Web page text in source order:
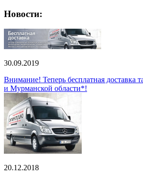
Новости:
30.09.2019
Внимание! Теперь бесплатная доставка
и Мурманской области*!
20.12.2018